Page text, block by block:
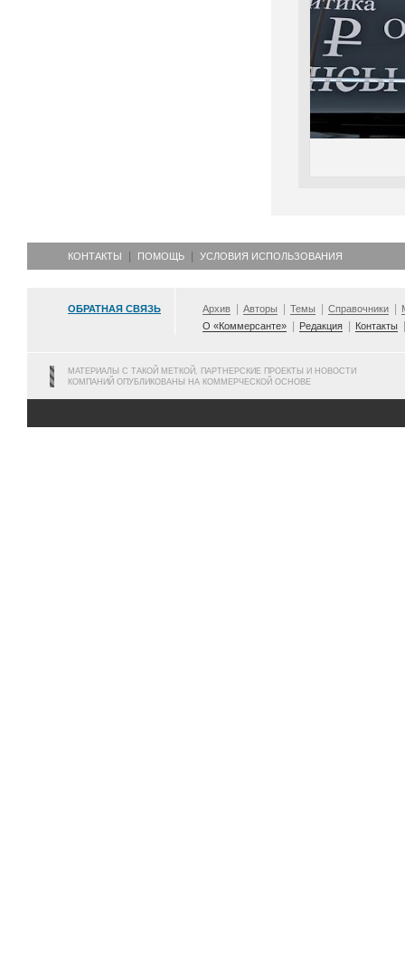
КОНТАКТЫ ПОМОЩЬ УСЛОВИЯ ИСПОЛЬЗОВАНИЯ
ОБРАТНАЯ СВЯЗЬ Архив Авторы Темы Справочники
О «Коммерсанте»
Редакция Контакты
МАТЕРИАЛЫ С ТАКОЙ МЕТКОЙ, ПАРТНЕРСКИЕ ПРОЕКТЫ И НОВОСТИ
КОМПАНИЙ ОПУБЛИКОВАНЫ НА КОММЕРЧЕСКОЙ ОСНОВЕ